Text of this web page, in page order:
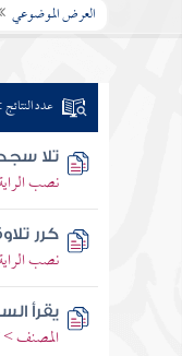
العرض الموضوعي
عدد النتائج : 138
تلا
نصب
كرر
نصب
يقرأ
المصنف >